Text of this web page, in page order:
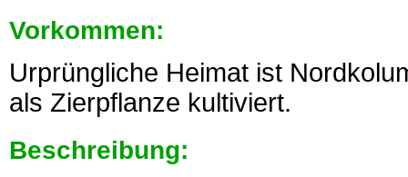
Vorkommen:
Urprüngliche Heimat ist
als Zierpflanze kultiviert.
Beschreibung: